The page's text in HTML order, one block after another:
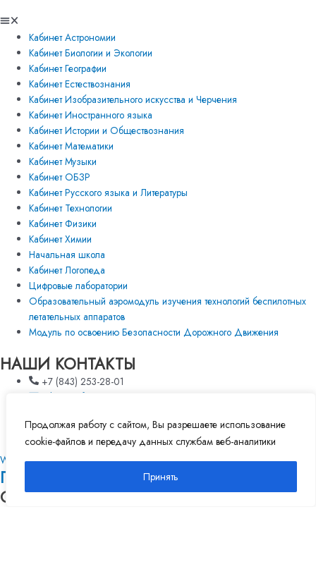
Продолжая работу с сайтом, Вы разрешаете использование
cookie-файлов и передачу данных службам веб-аналитики
Принять
Кабинет Астрономии
Кабинет Биологии и Экологии
Кабинет Географии
Кабинет Естествознания
Кабинет Изобразительного искусства и Черчения
Кабинет Иностранного языка
Кабинет Истории и Обществознания
Кабинет Математики
Кабинет Музыки
Кабинет ОБЗР
Кабинет Русского языка и Литературы
Кабинет Технологии
Кабинет Физики
Кабинет Химии
Начальная школа
Кабинет Логопеда
Цифровые лаборатории
Образовательный аэромодуль изучения технологий беспилотных
летательных аппаратов
Модуль по освоению Безопасности Дорожного Движения
НАШИ КОНТАКТЫ
+7 (843) 253-28-01
sale@crorf.ru
г.Казань, ул.Хади Такташа , д.1 , оф.3
Whatsapp Telegram
Политика конфиденциальности
Copyright © 2023